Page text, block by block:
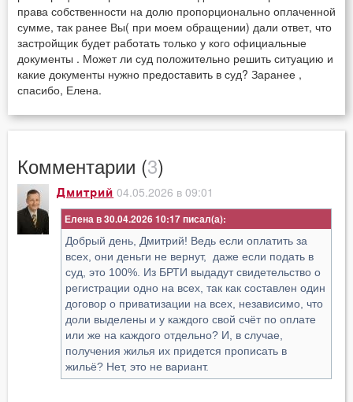
права собственности на долю пропорционально оплаченной
сумме, так ранее Вы( при моем обращении) дали ответ, что
застройщик будет работать только у кого официальные
документы . Может ли суд положительно решить ситуацию и
какие документы нужно предоставить в суд? Заранее ,
спасибо, Елена.
Комментарии (3)
Дмитрий 04.05.2026 в 09:01
Елена в 30.04.2026 10:17
Добрый день, Дмитрий! Ведь если оплатить за
всех, они деньги не вернут, даже если подать в
суд, это 100%. Из БРТИ выдадут свидетельство о
регистрации одно на всех, так как составлен один
договор о приватизации на всех, независимо, что
доли выделены и у каждого свой счёт по оплате
или же на каждого отдельно? И, в случае,
получения жилья их придется прописать в
жильё? Нет, это не вариант.